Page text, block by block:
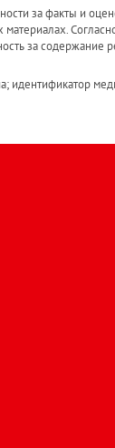
за факты и
за содержание
идентификатор